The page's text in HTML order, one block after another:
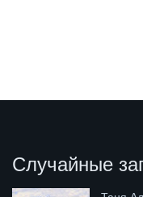
Случайные